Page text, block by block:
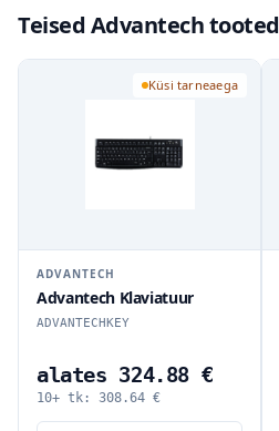
Teised Advantech tooted
Küsi tarneaega
ADVANTECH
Advantech Klaviatuur
ADVANTECHKEY
alates 324.88 €
10+ tk: 308.64 €